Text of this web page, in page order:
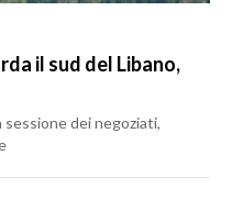
il sud del Libano,
dei negoziati,